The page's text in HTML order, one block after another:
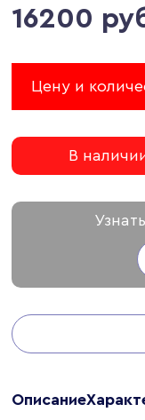
16200
Цену и
В
Описание